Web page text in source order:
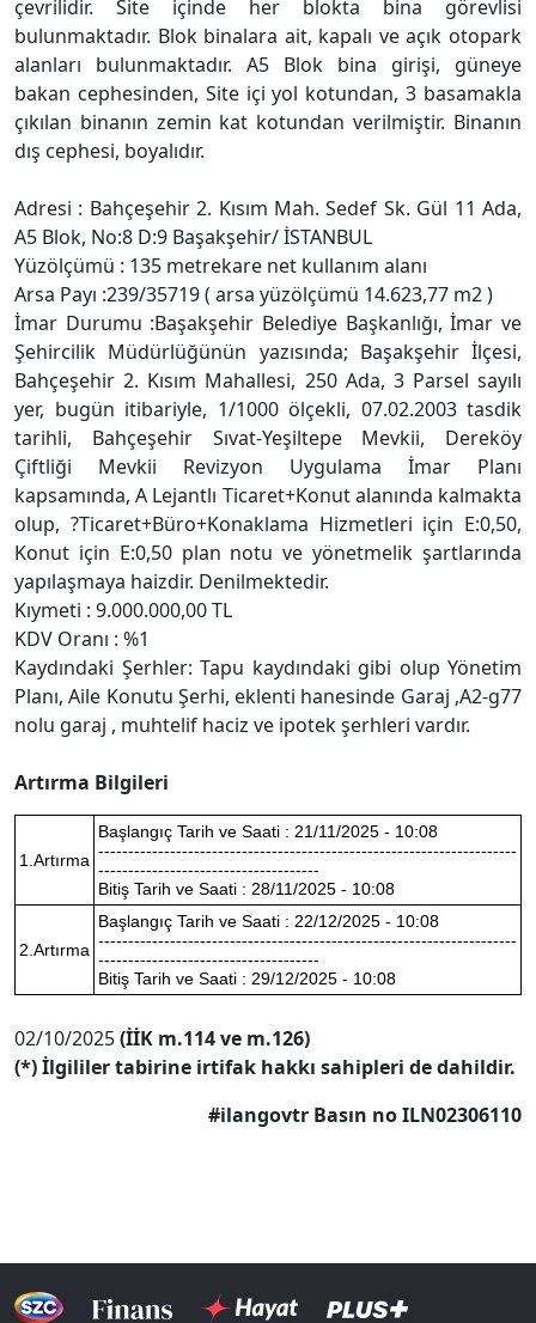
çevrilidir. Site içinde her blokta bina görevlisi
bulunmaktadır. Blok binalara ait, kapalı ve açık otopark
alanları bulunmaktadır. A5 Blok bina girişi, güneye
bakan cephesinden, Site içi yol kotundan, 3 basamakla
çıkılan binanın zemin kat kotundan verilmiştir. Binanın
dış cephesi, boyalıdır.
Adresi : Bahçeşehir 2. Kısım Mah. Sedef Sk. Gül 11 Ada,
A5 Blok, No:8 D:9 Başakşehir/ İSTANBUL
Yüzölçümü : 135 metrekare net kullanım alanı
Arsa Payı :239/35719 ( arsa yüzölçümü 14.623,77 m2 )
İmar Durumu :Başakşehir Belediye Başkanlığı, İmar ve
Şehircilik Müdürlüğünün yazısında; Başakşehir İlçesi,
Bahçeşehir 2. Kısım Mahallesi, 250 Ada, 3 Parsel sayılı
yer, bugün itibariyle, 1/1000 ölçekli, 07.02.2003 tasdik
tarihli, Bahçeşehir Sıvat-Yeşiltepe Mevkii, Dereköy
Çiftliği Mevkii Revizyon Uygulama İmar Planı
kapsamında, A Lejantlı Ticaret+Konut alanında kalmakta
olup, ?Ticaret+Büro+Konaklama Hizmetleri için E:0,50,
Konut için E:0,50 plan notu ve yönetmelik şartlarında
yapılaşmaya haizdir. Denilmektedir.
Kıymeti : 9.000.000,00 TL
KDV Oranı : %1
Kaydındaki Şerhler: Tapu kaydındaki gibi olup Yönetim
Planı, Aile Konutu Şerhi, eklenti hanesinde Garaj ,A2-g77
nolu garaj , muhtelif haciz ve ipotek şerhleri vardır.
Artırma Bilgileri
1.Artırma
Başlangıç Tarih ve Saati : 21/11/2025 - 10:08
----------------------------------------------------------------------
-------------------------------------
Bitiş Tarih ve Saati : 28/11/2025 - 10:08
2.Artırma
Başlangıç Tarih ve Saati : 22/12/2025 - 10:08
----------------------------------------------------------------------
-------------------------------------
Bitiş Tarih ve Saati : 29/12/2025 - 10:08
02/10/2025(İİK m.114 ve m.126)
(*) İlgililer tabirine irtifak hakkı sahipleri de dahildir.
#ilangovtr Basın no ILN02306110